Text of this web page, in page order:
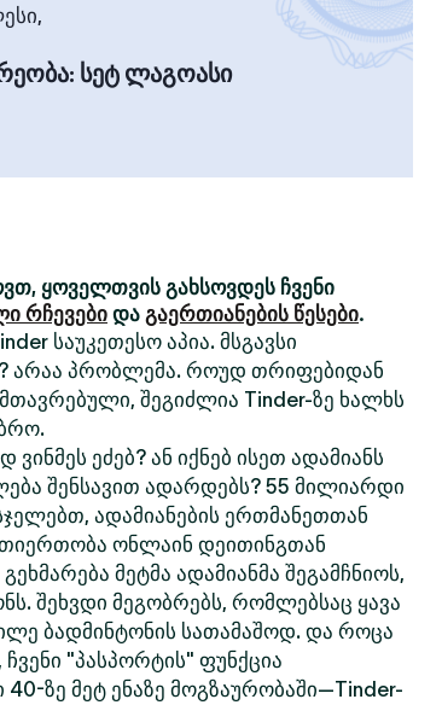
: სეტ ლაგოასი
ყოველთვის გახსოვდეს ჩვენი
რჩევები და გაერთიანების წესები.
საუკეთესო აპია. მსგავსი
არაა პრობლემა. როუდ თრიფებიდან
შეგიძლია Tinder-ზე ხალხს
ეძებ? ან იქნებ ისეთ ადამიანს
შენსავით ადარდებს? 55 მილიარდი
ადამიანების ერთმანეთთან
ონლაინ დეითინგთან
მეტმა ადამიანმა შეგამჩნიოს,
შეხვდი მეგობრებს, რომლებსაც ყავა
ბადმინტონის სათამაშოდ. და როცა
"პასპორტის" ფუნქცია
40-ზე მეტ ენაზე მოგზაურობაში—Tinder-